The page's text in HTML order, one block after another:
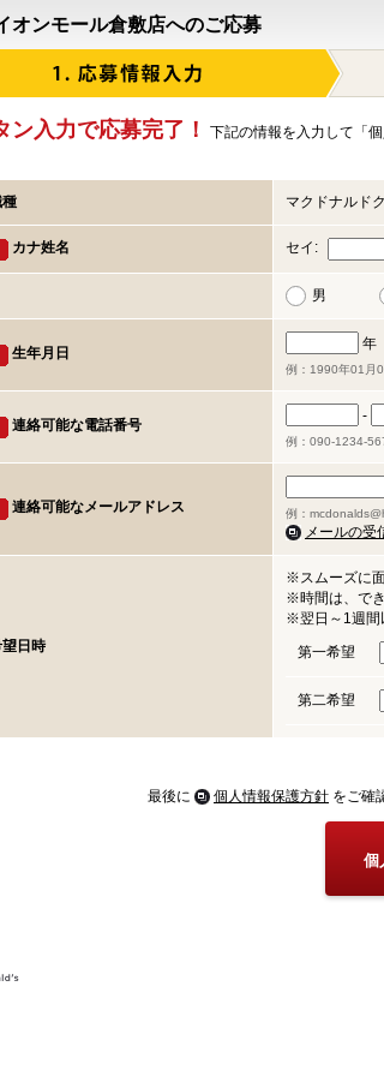
オンモール倉敷店へのご応募
ン入力で応募完了！ 下記の情報を入力して「
マクドナルド
カナ姓名 セイ:
男
生年月日
年
例：1990年01月
連絡可能な電話番号
-
例：090-1234-
連絡可能なメールアドレス 例：
メールの受
日時
※スムーズに
※時間は、で
※翌日～1週間
第一希望
第二希望
最後に 個人情報保護方針 をご確
個